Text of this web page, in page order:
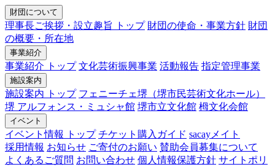
財団について
理事長ご挨拶・設立趣旨 トップ 財団の使命・事業方針 財団
の概要・所在地
事業紹介
事業紹介 トップ 文化芸術振興事業 活動報告 指定管理事業
施設案内
施設案内 トップ フェニーチェ堺（堺市民芸術文化ホール）
堺 アルフォンス・ミュシャ館 堺市立文化館 栂文化会館
イベント
イベント情報 トップ チケット購入ガイド sacayメイト
採用情報 お知らせ ご寄付のお願い 賛助会員募集について
よくあるご質問 お問い合わせ 個人情報保護方針 サイトポリ